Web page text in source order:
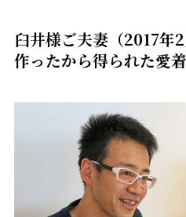
臼井様ご夫妻（2017年
作ったから得られた愛着